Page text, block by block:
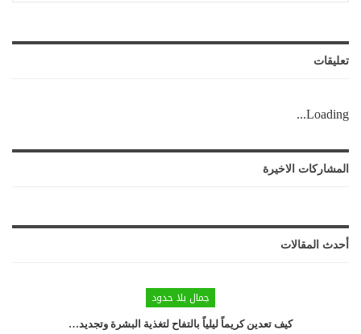
تعليقات
Loading...
المشاركات الاخيرة
أحدث المقالات
جمال بلا حدود
كيف تعدين كريماً ليلياً بالتفاح لتغذية البشرة وتجديد…